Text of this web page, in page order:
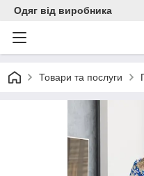
Одяг від виробника
Товари та послуги